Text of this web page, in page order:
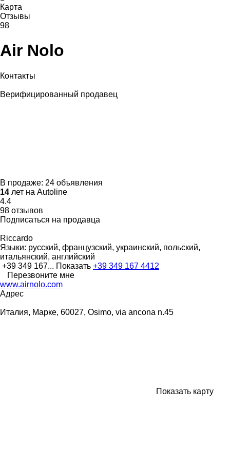
Карта
Отзывы
98
Air Nolo
Контакты
Верифицированный продавец
В продаже: 24 объявления
14 лет на Autoline
4.4
98 отзывов
Подписаться на продавца
Riccardo
Языки: русский, французский, украинский, польский,
итальянский, английский
+39 349 167... Показать +39 349 167 4412
Перезвоните мне
www.airnolo.com
Адрес
Италия, Марке, 60027, Osimo, via ancona n.45
Показать карту